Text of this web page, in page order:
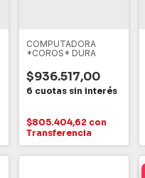
COMPUTADORA
*COROS* DURA
$936.517,00
$805.404,62 con
Transferencia